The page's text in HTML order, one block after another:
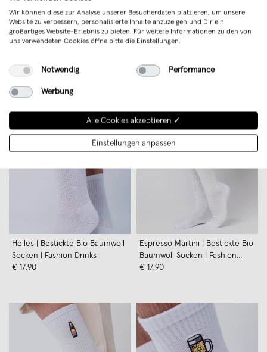
Siebträger & Tamper | Bestickte
Bio Baumwoll Socken | Fashion
Drinks
€ 17,90 Trend
Siebträger | Bestickte Bio
Baumwoll Socken | Fashion
Helles | Bestickte Bio Baumwoll
Socken | Fashion Drinks
€ 17,90
Espresso Martini | Bestickte Bio
Baumwoll Socken | Fashion
Drinks
€ 17,90
Wir können diese zur Analyse unserer Besucherdaten platzieren, um unsere
Website zu verbessern, personalisierte Inhalte anzuzeigen und Dir ein
großartiges Website-Erlebnis zu bieten. Für weitere Informationen zu den von
uns verwendeten Cookies öffne bitte die Einstellungen.
Notwendig Performance
Werbung
Alle Cookies akzeptieren ✓
Einstellungen anpassen